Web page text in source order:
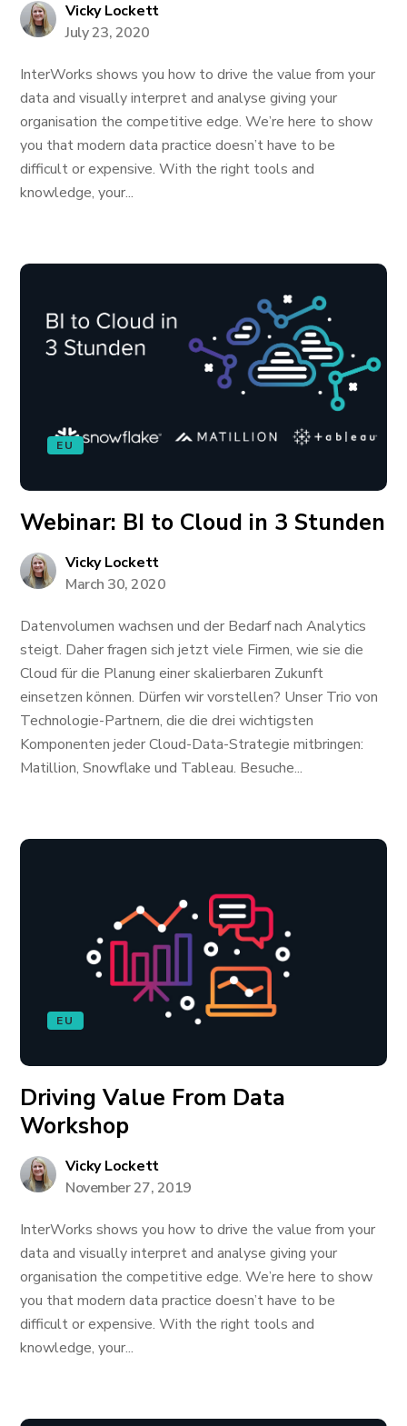
Vicky Lockett
July 23, 2020
InterWorks shows you how to drive the value from your
data and visually interpret and analyse giving your
organisation the competitive edge. We’re here to show
you that modern data practice doesn’t have to be
difficult or expensive. With the right tools and
knowledge, your...
EU
Webinar: BI to Cloud in 3 Stunden
Vicky Lockett
March 30, 2020
Datenvolumen wachsen und der Bedarf nach Analytics
steigt. Daher fragen sich jetzt viele Firmen, wie sie die
Cloud für die Planung einer skalierbaren Zukunft
einsetzen können. Dürfen wir vorstellen? Unser Trio von
Technologie-Partnern, die die drei wichtigsten
Komponenten jeder Cloud-Data-Strategie mitbringen:
Matillion, Snowflake und Tableau. Besuche...
EU
Driving Value From Data
Workshop
Vicky Lockett
November 27, 2019
InterWorks shows you how to drive the value from your
data and visually interpret and analyse giving your
organisation the competitive edge. We’re here to show
you that modern data practice doesn’t have to be
difficult or expensive. With the right tools and
knowledge, your...